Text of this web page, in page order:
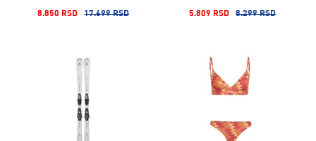
8.850 RSD 17.699 RSD 5.809 RSD 8.299 RSD